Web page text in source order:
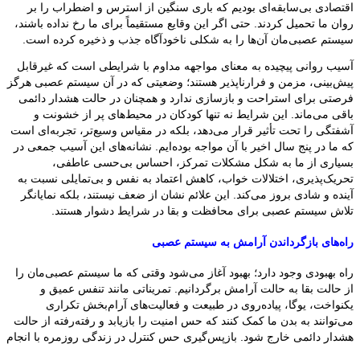
اقتصادی بی‌سابقه‌ای بودیم که باری سنگین از استرس و اضطراب را بر
روان ما تحمیل کردند. حتی اگر این وقایع مستقیماً برای ما رخ نداده باشند،
سیستم عصبی‌مان آن‌ها را به شکلی ناخودآگاه جذب و ذخیره کرده است.
آسیب روانی پیچیده به معنای مواجهه مداوم با شرایطی است که غیرقابل
پیش‌بینی، مزمن و فرارناپذیر هستند؛ وضعیتی که در آن سیستم عصبی هرگز
فرصتی برای استراحت و بازسازی ندارد و همچنان در حالت هشدار دائمی
باقی می‌ماند. این شرایط نه تنها کودکان در محیط‌های پر از خشونت و
آشفتگی را تحت تأثیر قرار می‌دهد، بلکه در مقیاس وسیع‌تر، تجربه‌ای است
که ما در پنج سال اخیر با آن مواجه بوده‌ایم. نشانه‌های این آسیب جمعی در
بسیاری از ما به شکل مشکلات تمرکز، احساس بی‌حسی عاطفی،
تحریک‌پذیری، اختلالات خواب، کاهش اعتماد به نفس و بی‌تمایلی نسبت به
آینده و شادی بروز می‌کند. این علائم نشان از ضعف نیستند، بلکه نمایانگر
تلاش سیستم عصبی برای محافظت و بقا در شرایط دشوار هستند.
راه‌های بازگرداندن آرامش به سیستم عصبی
راه بهبودی وجود دارد؛ بهبود آغاز می‌شود وقتی که ما سیستم عصبی‌مان را
از حالت بقا به حالت آرامش برگردانیم. تمریناتی مانند تنفس عمیق و
یکنواخت، یوگا، پیاده‌روی در طبیعت و فعالیت‌های آرام‌بخش تکراری
می‌توانند به بدن ما کمک کنند که حس امنیت را بازیابد و رفته‌رفته از حالت
هشدار دائمی خارج شود. بازپس‌گیری حس کنترل در زندگی روزمره با انجام